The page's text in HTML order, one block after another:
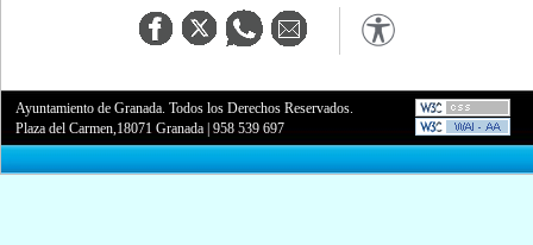
Ayuntamiento de Granada. Todos los Derechos Reservados.
Plaza del Carmen,18071 Granada |958 539 697